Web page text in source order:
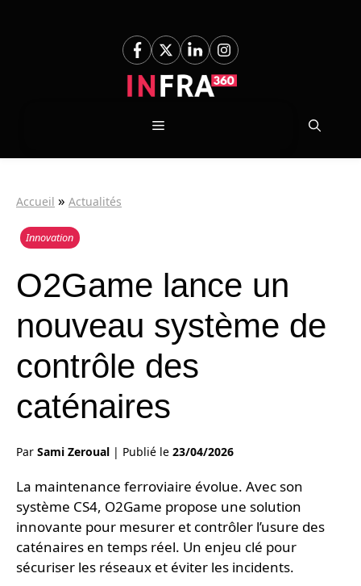
Menu
Accueil » Actualités
Innovation
O2Game lance un
nouveau système de
contrôle des
caténaires
Par Sami Zeroual | Publié le 23/04/2026
La maintenance ferroviaire évolue. Avec son
système CS4, O2Game propose une solution
innovante pour mesurer et contrôler l’usure des
caténaires en temps réel. Un enjeu clé pour
sécuriser les réseaux et éviter les incidents.